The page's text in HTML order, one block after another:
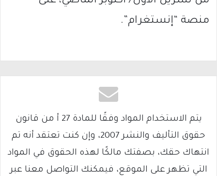
منصة “إنستغرام”.
يتم الاستخدام المواد وفقًا للمادة 27 أ من قانون
حقوق التأليف والنشر 2007، وإن كنت تعتقد أنه تم
انتهاك حقك، بصفتك مالكًا لهذه الحقوق في المواد
التي تظهر على الموقع، فيمكنك التواصل معنا عبر